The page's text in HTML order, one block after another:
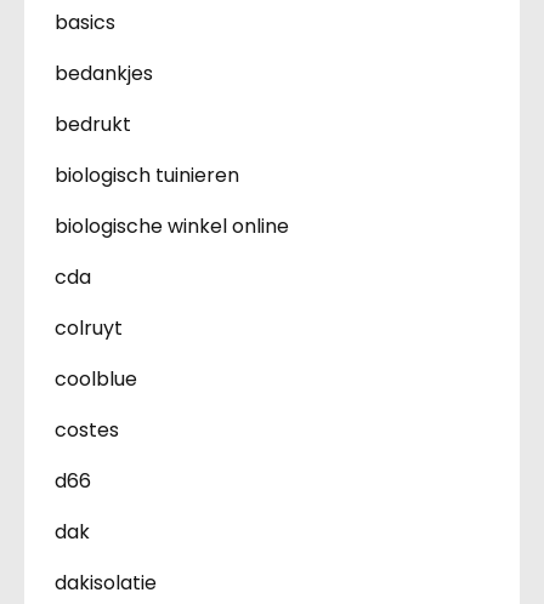
basics
bedankjes
bedrukt
biologisch tuinieren
biologische winkel online
cda
colruyt
coolblue
costes
d66
dak
dakisolatie